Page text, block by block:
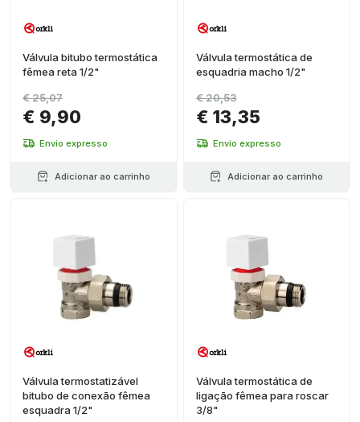
Válvula bitubo termostática
fêmea reta 1/2"
€ 9,90
€ 25,07
Envio expresso
Adicionar ao carrinho
Válvula termostática de
esquadria macho 1/2"
€ 13,35
€ 20,53
Envio expresso
Adicionar ao carrinho
Válvula termostatizável
bitubo de conexão fêmea
esquadra 1/2"
Válvula termostática de
ligação fêmea para roscar
3/8"